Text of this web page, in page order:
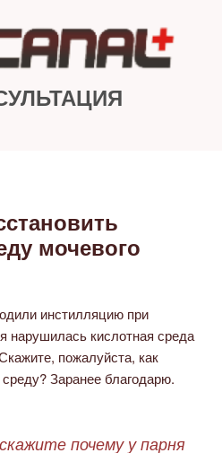
мочевого
инстилляцию при
нарушилась кислотная среда
пожалуйста, как
Заранее благодарю.
почему у парня